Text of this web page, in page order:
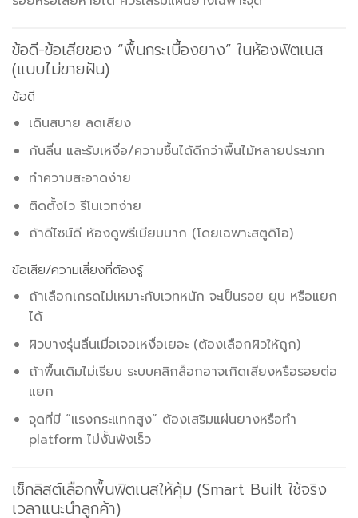
ข้อดี-ข้อเสียของ “พื้นกระเบื้องยาง” ในห้องฟิตเนส
(แบบไม่ขายฝัน)
ข้อดี
เดินสบาย ลดเสียง
กันลื่น และรับเหงื่อ/ความชื้นได้ดีกว่าพื้นไม้หลายประเภท
ทำความสะอาดง่าย
ติดตั้งไว รีโนเวทง่าย
ถ้าดีไซน์ดี ห้องดูพรีเมียมมาก (โดยเฉพาะสตูดิโอ)
ข้อเสีย/ความเสี่ยงที่ต้องรู้
ถ้าเลือกเกรดไม่เหมาะกับเวทหนัก จะเป็นรอย ยุบ หรือแยก
ได้
ผิวบางรุ่นลื่นเมื่อเจอเหงื่อเยอะ (ต้องเลือกผิวให้ถูก)
ถ้าพื้นเดิมไม่เรียบ ระบบคลิกล็อกอาจเกิดเสียงหรือรอยต่อ
แยก
จุดที่มี “แรงกระแทกสูง” ต้องเสริมแผ่นยางหรือทำ
platform ไม่งั้นพังเร็ว
เช็กลิสต์เลือกพื้นฟิตเนสให้คุ้ม (Smart Built ใช้จริง
เวลาแนะนำลูกค้า)